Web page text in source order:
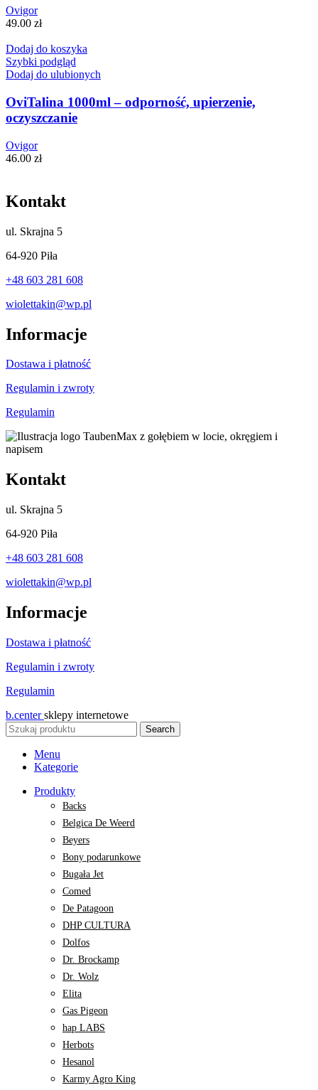
Ovigor
49.00 zł
Dodaj do koszyka
Szybki podgląd
Dodaj do ulubionych
OviTalina 1000ml – odporność, upierzenie,
oczyszczanie
Ovigor
46.00 zł
Kontakt
ul. Skrajna 5
64-920 Piła
+48 603 281 608
wiolettakin@wp.pl
Informacje
Dostawa i płatność
Regulamin i zwroty
Regulamin
Kontakt
ul. Skrajna 5
64-920 Piła
+48 603 281 608
wiolettakin@wp.pl
Informacje
Dostawa i płatność
Regulamin i zwroty
Regulamin
b.centersklepy internetowe
Search
Menu
Kategorie
Produkty
Backs
Belgica De Weerd
Beyers
Bony podarunkowe
Bugała Jet
Comed
De Patagoon
DHP CULTURA
Dolfos
Dr. Brockamp
Dr. Wolz
Elita
Gas Pigeon
hap LABS
Herbots
Hesanol
Karmy Agro King